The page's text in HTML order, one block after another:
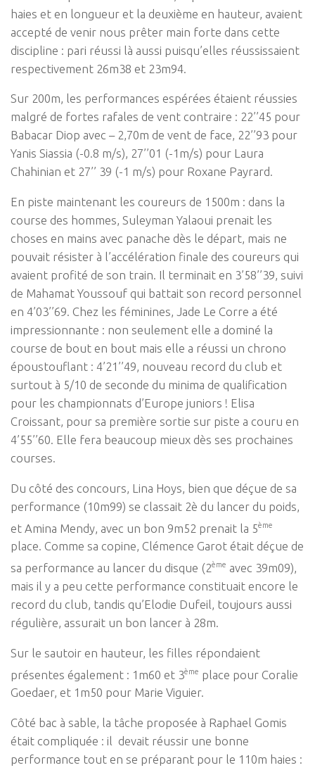
haies et en longueur et la deuxième en hauteur, avaient
accepté de venir nous prêter main forte dans cette
discipline : pari réussi là aussi puisqu’elles réussissaient
respectivement 26m38 et 23m94.
Sur 200m, les performances espérées étaient réussies
malgré de fortes rafales de vent contraire : 22’’45 pour
Babacar Diop avec – 2,70m de vent de face, 22’’93 pour
Yanis Siassia (-0.8 m/s), 27’’01 (-1m/s) pour Laura
Chahinian et 27’’ 39 (-1 m/s) pour Roxane Payrard.
En piste maintenant les coureurs de 1500m : dans la
course des hommes, Suleyman Yalaoui prenait les
choses en mains avec panache dès le départ, mais ne
pouvait résister à l’accélération finale des coureurs qui
avaient profité de son train. Il terminait en 3’58’’39, suivi
de Mahamat Youssouf qui battait son record personnel
en 4’03’’69. Chez les féminines, Jade Le Corre a été
impressionnante : non seulement elle a dominé la
course de bout en bout mais elle a réussi un chrono
époustouflant : 4’21’’49, nouveau record du club et
surtout à 5/10 de seconde du minima de qualification
pour les championnats d’Europe juniors ! Elisa
Croissant, pour sa première sortie sur piste a couru en
4’55’’60. Elle fera beaucoup mieux dès ses prochaines
courses.
Du côté des concours, Lina Hoys, bien que déçue de sa
performance (10m99) se classait 2è du lancer du poids,
et Amina Mendy, avec un bon 9m52 prenait la 5ème
place. Comme sa copine, Clémence Garot était déçue de
sa performance au lancer du disque (2ème avec 39m09),
mais il y a peu cette performance constituait encore le
record du club, tandis qu’Elodie Dufeil, toujours aussi
régulière, assurait un bon lancer à 28m.
Sur le sautoir en hauteur, les filles répondaient
présentes également : 1m60 et 3ème place pour Coralie
Goedaer, et 1m50 pour Marie Viguier.
Côté bac à sable, la tâche proposée à Raphael Gomis
était compliquée : il devait réussir une bonne
performance tout en se préparant pour le 110m haies :